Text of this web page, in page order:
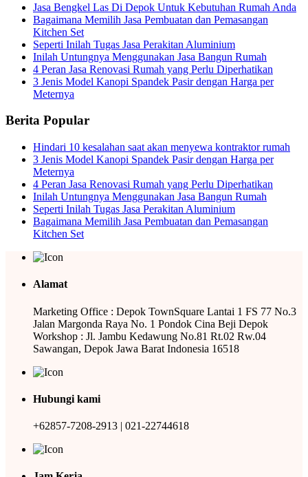
Jasa Bengkel Las Di Depok Untuk Kebutuhan Rumah Anda
Bagaimana Memilih Jasa Pembuatan dan Pemasangan
Kitchen Set
Seperti Inilah Tugas Jasa Perakitan Aluminium
Inilah Untungnya Menggunakan Jasa Bangun Rumah
4 Peran Jasa Renovasi Rumah yang Perlu Diperhatikan
3 Jenis Model Kanopi Spandek Pasir dengan Harga per
Meternya
Berita Popular
Hindari 10 kesalahan saat akan menyewa kontraktor rumah
3 Jenis Model Kanopi Spandek Pasir dengan Harga per
Meternya
4 Peran Jasa Renovasi Rumah yang Perlu Diperhatikan
Inilah Untungnya Menggunakan Jasa Bangun Rumah
Seperti Inilah Tugas Jasa Perakitan Aluminium
Bagaimana Memilih Jasa Pembuatan dan Pemasangan
Kitchen Set
Alamat
Marketing Office : Depok TownSquare Lantai 1 FS 77 No.3
Jalan Margonda Raya No. 1 Pondok Cina Beji Depok
Workshop : Jl. Jambu Kedawung No.81 Rt.02 Rw.04
Sawangan, Depok Jawa Barat Indonesia 16518
Hubungi kami
+62857-7208-2913 | 021-22744618